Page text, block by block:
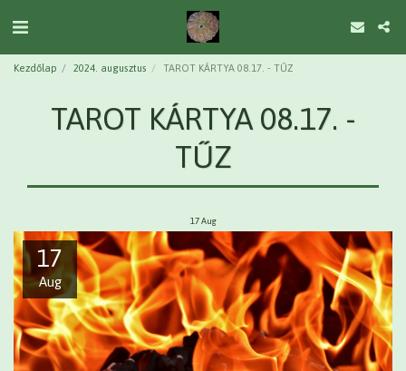
Kezdőlap 2024. augusztus TAROT KÁRTYA 08.17. - TŰZ
TAROT KÁRTYA 08.17. -
TŰZ
17Aug
17
Aug